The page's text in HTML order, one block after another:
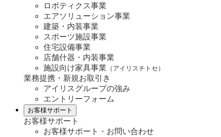
ロボティクス事業
エアソリューション事業
建築・内装事業
スポーツ施設事業
住宅設備事業
店舗什器・内装事業
施設向け家具事業 （アイリスチトセ）
業務提携・新規お取引き
アイリスグループの強み
エントリーフォーム
お客様サポート
お客様サポート
お客様サポート・お問い合わせ